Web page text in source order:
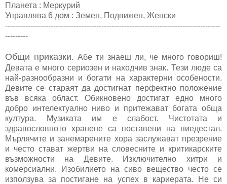
Планета : Меркурий
Управлява 6 дом : Земен, Подвижен, Женски
-------------------------------------------------------------------------------------
---------
Общи приказки. Абе ти знаеш ли, че много говориш!
Девата е много сериозен и находчив знак. Тези люде са
най-разнообразни и богати на характерни особености.
Девите се стараят да достигнат перфектно положение
във всяка област. Обикновено достигат едно много
добро интелектуално ниво и притежават богата обща
култура. Музиката им е слабост. Чистотата и
здравословното хранене са поставени на пиедестал.
Мърлячите и занемарените хора заслужават презрение
и често стават жертви на словесните и критикарските
възможности на Девите. Изключително хитри и
комерсиални. Изобилието на сиво вещество често се
използува за постигане на успех в кариерата. Не си